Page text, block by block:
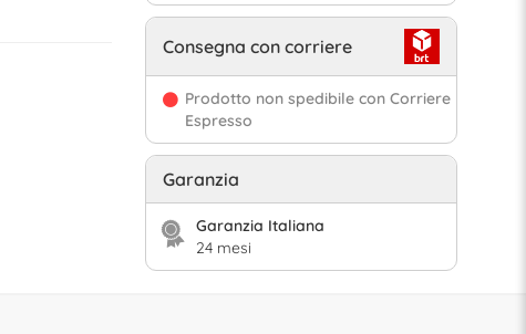
Consegna con corriere
Prodotto non spedibile con Corriere
Espresso
Garanzia
Garanzia Italiana
24 mesi